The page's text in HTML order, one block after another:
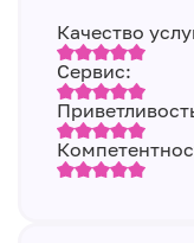
Качество
Сервис: